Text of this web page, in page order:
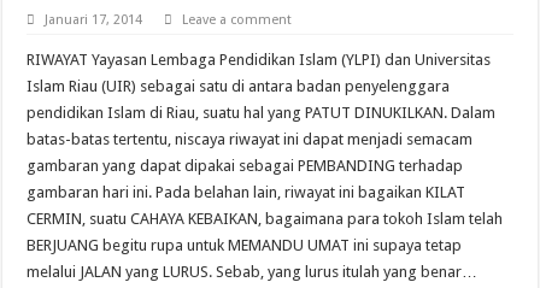
Jejak Langkah Pemangku Adat Bersendi Syarak Memegang Teraju Adat di
Kadar Islam dalam Tafsir Antropologis Nama Pesukuan di Siberakun Kuantan
Di Radio, Oleh : Purnimasari
Kilas Balik Nasib Orang Melayu (Renungan untuk Kemerdekaan RI), Oleh : UU
Ranah Dunia Ranah Akhirat Orang Melayu, UU Hamidy, Bilik Kreatif, 2023
Harimau Lambang Hulubalang Melayu, Oleh : UU Hamidy
Dunia Makin Lengang, Oleh : Purnimasari
Januari 17, 2014 Leave a comment
RIWAYAT Yayasan Lembaga Pendidikan Islam (YLPI) dan Universitas
Islam Riau (UIR) sebagai satu di antara badan penyelenggara
pendidikan Islam di Riau, suatu hal yang PATUT DINUKILKAN. Dalam
batas-batas tertentu, niscaya riwayat ini dapat menjadi semacam
gambaran yang dapat dipakai sebagai PEMBANDING terhadap
gambaran hari ini. Pada belahan lain, riwayat ini bagaikan KILAT
CERMIN, suatu CAHAYA KEBAIKAN, bagaimana para tokoh Islam telah
BERJUANG begitu rupa untuk MEMANDU UMAT ini supaya tetap
melalui JALAN yang LURUS. Sebab, yang lurus itulah yang benar…